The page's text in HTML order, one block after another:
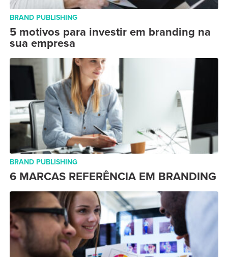
BRAND PUBLISHING
5 motivos para investir em branding na
sua empresa
BRAND PUBLISHING
6 MARCAS REFERÊNCIA EM BRANDING